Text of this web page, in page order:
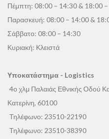
Πέμπτη: 08:00 – 14:30 & 18:00
Παρασκευή: 08:00 – 14:00 &
Σάββατο: 08:00 – 14:30
Κυριακή: Κλειστά
Υποκατάστημα - Logistics
4ο χλμ Παλαιάς Εθνικής Οδού
Κατερίνη, 60100
Τηλέφωνο: 23510-22190
Τηλέφωνο: 23510-38390